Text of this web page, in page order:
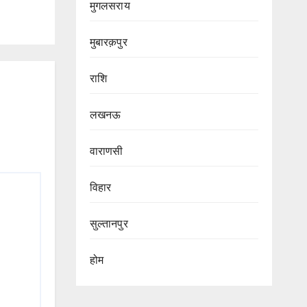
मुगलसराय
मुबारक़पुर
राशि
लखनऊ
वाराणसी
विहार
सुल्तानपुर
होम